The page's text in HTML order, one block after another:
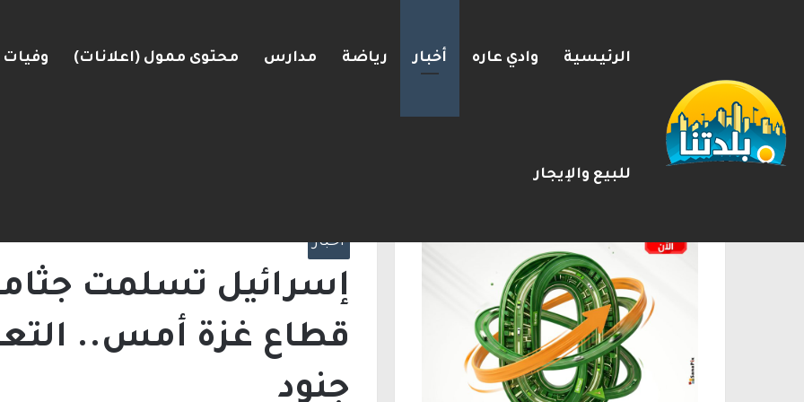
الرئيسية وادي عاره أخبار رياضة مدارس محتوى ممول (اعلانات) وفيات
للبيع والإيجار
يوآف سيغالوفيتش يستقيل من الكنيست ويغادر “يش عتيد”.. وترقب لوجهته
أخبار
جنود
الإعلانات